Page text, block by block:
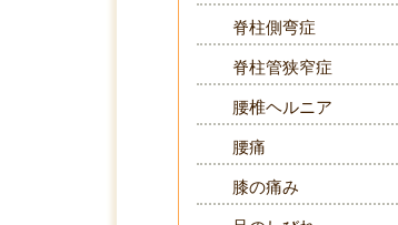
脊柱側弯症
脊柱管狭窄症
腰椎ヘルニア
腰痛
膝の痛み